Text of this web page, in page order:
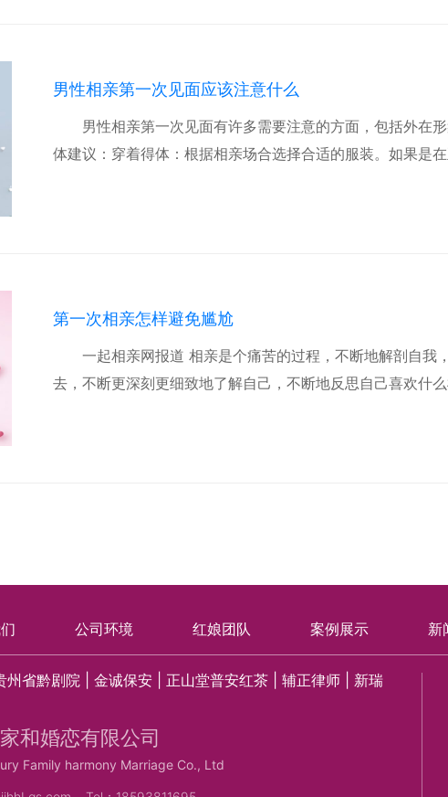
男性相亲第一次见面应该注意什么
男性相亲第一次见面有许多需要注意的方面，包括外在
体建议：穿着得体：根据相亲场合选择合适的服装。如果是
第一次相亲怎样避免尴尬
一起相亲网报道 相亲是个痛苦的过程，不断地解剖自我
去，不断更深刻更细致地了解自己，不断地反思自己喜欢什
公司环境 红娘团队 案例展示 新
州省黔剧院 金诚保安 正山堂普安红茶 辅正律师
新瑞
和婚恋有限公司
Family harmony Marriage Co., Ltd